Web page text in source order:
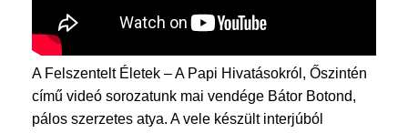
A Felszentelt Életek ­– A Papi Hivatásokról, Őszintén
című videó sorozatunk mai vendége Bátor Botond,
pálos szerzetes atya. A vele készült interjúból